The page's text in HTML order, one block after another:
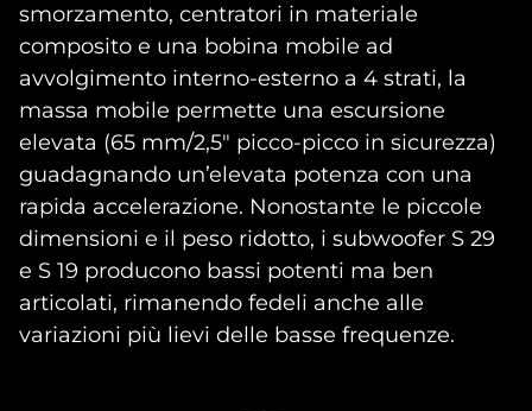
smorzamento, centratori in materiale
composito e una bobina mobile ad
avvolgimento interno-esterno a 4 strati, la
massa mobile permette una escursione
elevata (65 mm/2,5" picco-picco in sicurezza)
guadagnando un’elevata potenza con una
rapida accelerazione. Nonostante le piccole
dimensioni e il peso ridotto, i subwoofer S 29
e S 19 producono bassi potenti ma ben
articolati, rimanendo fedeli anche alle
variazioni più lievi delle basse frequenze.